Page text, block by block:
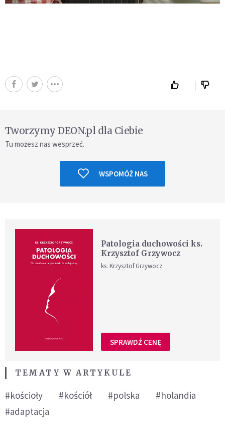
Tworzymy DEON.pl dla Ciebie
Tu możesz nas wesprzeć.
WSPOMÓŻ NAS
Patologia duchowości ks.
Krzysztof Grzywocz
ks. Krzysztof Grzywocz
SPRAWDŹ CENĘ
TEMATY W ARTYKULE
#kościoły #kościół #polska
#holandia
#adaptacja